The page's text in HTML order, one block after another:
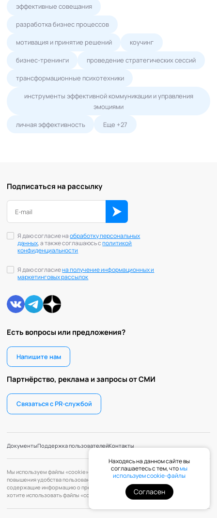
эффективные совещания
разработка бизнес процессов
мотивация и принятие решений коучинг
бизнес-тренинги проведение стратегических сессий
трансформационные психотехники
инструменты эффективной коммуникации и управления
эмоциями
личная эффективность Еще +27
Есть вопросы или предложения?
Напишите нам
Партнёрство, реклама и запросы от СМИ
Связаться с PR-службой
Подписаться на рассылку
Я даю согласие наобработку персональных
данных, а также соглашаюсь сполитикой
конфиденциальности
Я даю согласиена получение информационных и
маркетинговых рассылок
ДокументыПоддержка пользователейКонтакты
Мы используем файлы «cookie» с целью персонализации сервисов и
повышения удобства пользования веб-сайтом. «Cookie» — файлы,
содержащие информацию о предыдущих посещениях веб-сайта. Если вы не
хотите использовать файлы «cookie», измените настройки браузера.
Находясь на данном сайте вы
соглашаетесь с тем, чтомы
используем cookie-файлы
Согласен